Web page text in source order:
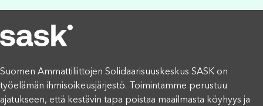
Suomen Ammattiliittojen Solidaarisuuskeskus SASK on
työelämän ihmisoikeusjärjestö. Toimintamme perustuu
ajatukseen, että kestävin tapa poistaa maailmasta köyhyys ja